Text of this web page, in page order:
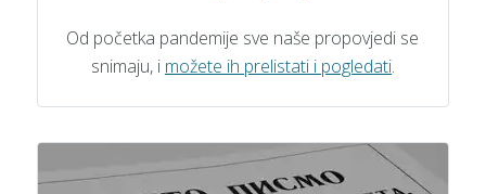
Od početka pandemije sve naše propovjedi se
snimaju, i možete ih prelistati i pogledati.